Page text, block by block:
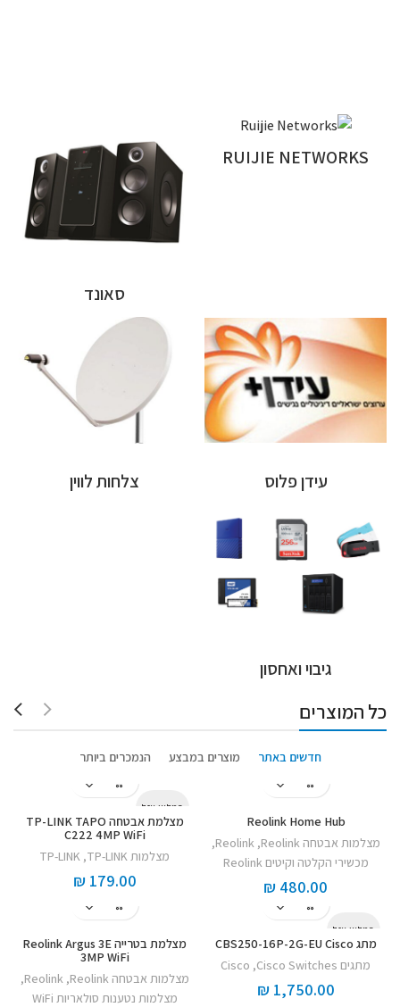
RUIJIE NETWORKS
סאונד
עידן פלוס צלחות לווין
גיבוי ואחסון
כל המוצרים
חדשים באתר מוצרים במבצע הנמכרים ביותר
Reolink Home Hub
מצלמות אבטחה Reolink
,
Reolink
,
מכשירי הקלטה וקיטים Reolink
₪ 480.00
המלאי אזל
מצלמת אבטחה TP-LINK TAPO
C222 4MP WiFi
מצלמות TP-LINK
,
TP-LINK
₪179.00
המלאי אזל
מתג CBS250-16P-2G-EU Cisco
מתגים Cisco Switches
,
Cisco
₪1,750.00
מצלמת בטרייה Reolink Argus 3E
3MP WiFi
מצלמות אבטחה Reolink
,
Reolink
,
מצלמות נטענות סולאריות WiFi